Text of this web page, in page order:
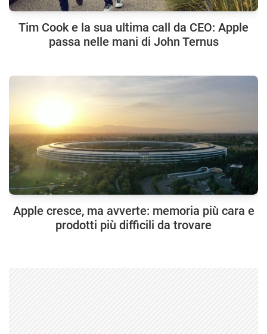
Tim Cook e la sua ultima call da CEO: Apple
passa nelle mani di John Ternus
Apple cresce, ma avverte: memoria più cara e
prodotti più difficili da trovare